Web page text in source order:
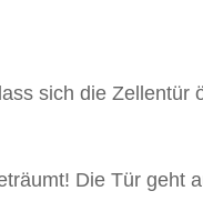
sich die
Die Tür geht